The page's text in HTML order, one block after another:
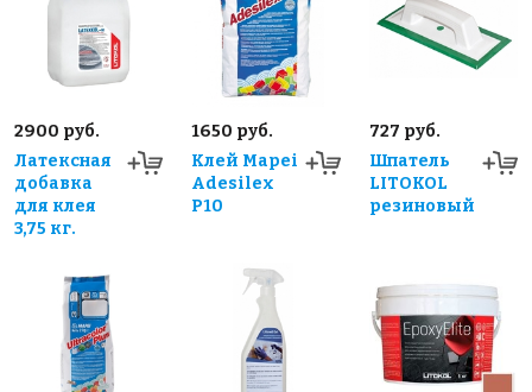
2900 руб.
Латексная
добавка
для клея
3,75 кг.
1650 руб.
Клей Mapei
Adesilex
P10
727 руб.
Шпатель
LITOKOL
резиновый